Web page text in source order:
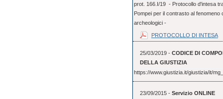
prot. 166.I/19 - Protocollo d'intesa
Pompei per il contrasto al
archeologici -
PROTOCOLLO DI INTESA
25/03/2019 - CODICE DI
DELLA GIUSTIZIA
https://www.giustizia.it/giustizia/it/
23/09/2015 - Servizio ONLINE